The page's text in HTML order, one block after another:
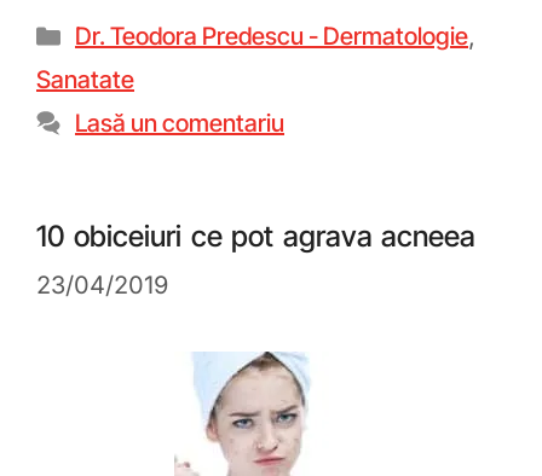
Dr. Teodora Predescu - Dermatologie,
Sanatate
Lasă un comentariu
10 obiceiuri ce pot agrava acneea
23/04/2019